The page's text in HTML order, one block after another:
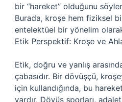
bir “hareket” olduğunu
Burada, kroşe hem fiziksel
entelektüel bir yönelim
Etik Perspektif: Kroşe ve
Etik, doğru ve yanlış
çabasıdır. Bir dövüşçü,
için kullandığında, bu
vardır. Dövüş sporları,